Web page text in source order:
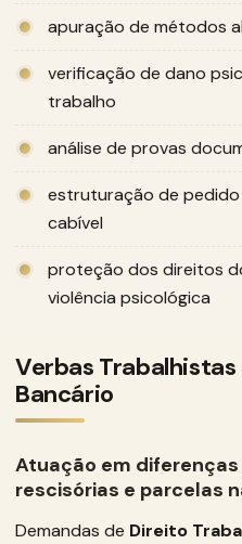
apuração de métodos
verificação de dano
trabalho
análise de provas
estruturação de
cabível
proteção dos direitos
violência psicológica
Verbas Trabalhistas
Bancário
Atuação em
rescisórias e parcelas
Demandas de Direito